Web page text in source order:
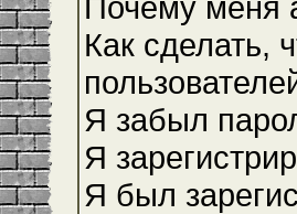
Как сделать,
Я забыл
Я
Я был